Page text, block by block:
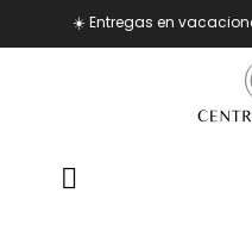
☀️ Entregas en